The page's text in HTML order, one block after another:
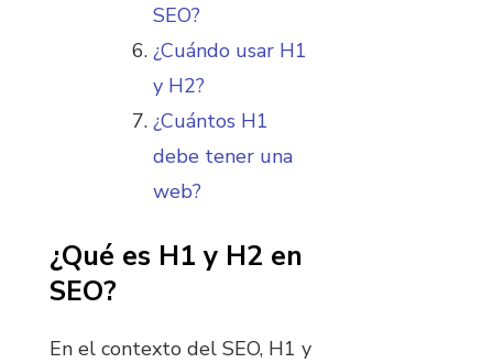
SEO?
¿Cuándo usar H1
y H2?
¿Cuántos H1
debe tener una
web?
¿Qué es H1 y H2 en
SEO?
En el contexto del SEO, H1 y